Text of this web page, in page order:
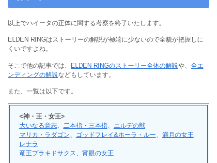
以上でハイータの正体に関する考察を終了いたします。
ELDEN RINGはストーリーの解説が極端に少ないので全貌が把握しに
くいですよね。
そこで他の記事では、 ELDEN RINGのストーリー全体の解説や、 全エ
ンディングの解説 などもしています。
また、一覧は以下です。
<神・王・女王>
大いなる意志、 二本指・三本指、 エルデの獣
マリカ・ラダゴン、 ゴッドフレイ&ホーラ・ルー、 満月の女王
レナラ
竜王プラキドサクス、 宵眼の女王